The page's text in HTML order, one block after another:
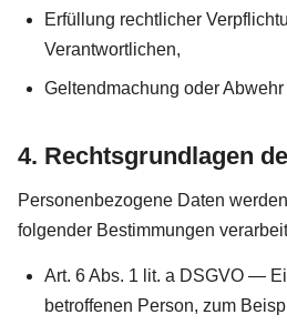
Erfüllung rechtlicher
Verantwortlichen,
Geltendmachung oder
4. Rechtsgrundlagen
Personenbezogene Daten
folgender Bestimmungen
Art. 6 Abs. 1 lit. a DSGVO —
betroffenen Person, zum